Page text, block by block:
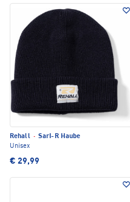
Rehall · SarI-R Haube
Unisex
€ 29,99